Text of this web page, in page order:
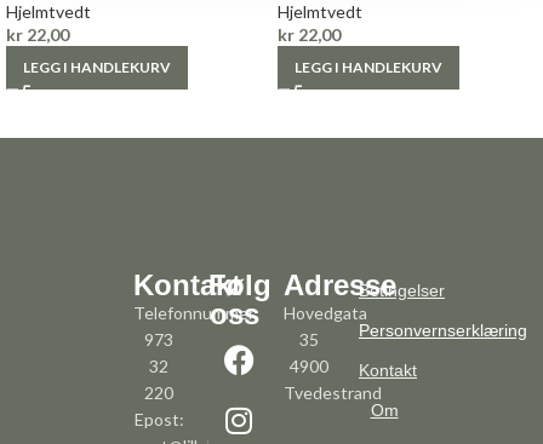
Hjelmtvedt
kr 22,00
LEGG I HANDLEKURV
Hjelmtvedt
kr 22,00
LEGG I HANDLEKURV
Kontakt
Telefonnummer:
973
32
220
Epost:
Følg
oss
Adresse
Hovedgata
35
4900
Tvedestrand
Betingelser
Personvernserklæring
Kontakt
Om